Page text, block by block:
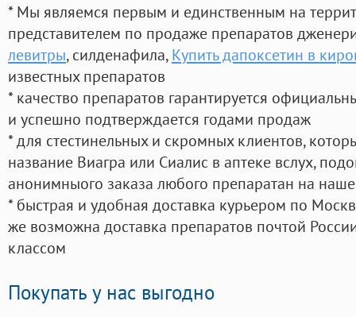
* Мы являемся первым и единственным на
представителем по продаже препаратов
левитры, силденафила, Купить дапоксетин в
известных препаратов
* качество препаратов гарантируется
и успешно подтверждается годами продаж
* для стестинельных и скромных клиентов,
название Виагра или Сиалис в аптеке вслух,
анонимныого заказа любого препаратан на
* быстрая и удобная доставка курьером по
же возможна доставка препаратов почтой
классом
Покупать у нас выгодно